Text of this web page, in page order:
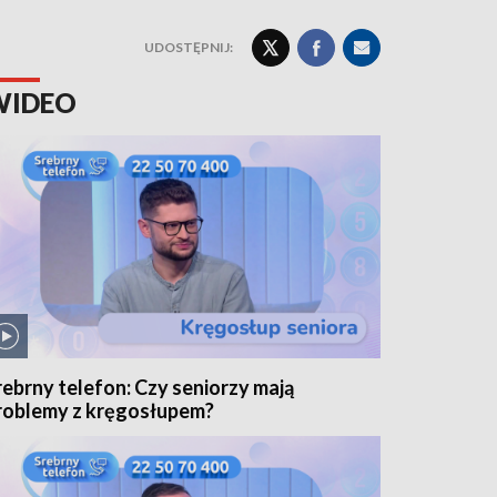
UDOSTĘPNIJ:
telefon: Czy seniorzy mają
z kręgosłupem?